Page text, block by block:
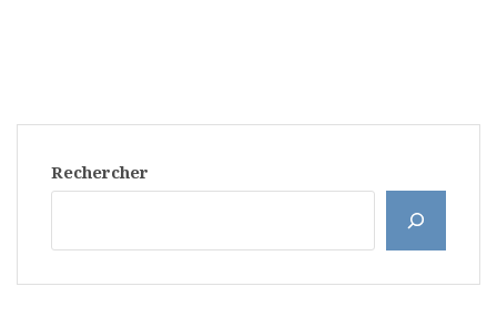
Rechercher